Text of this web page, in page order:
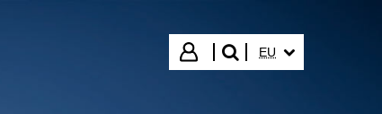
Hasi saioa
bilatu"
EU